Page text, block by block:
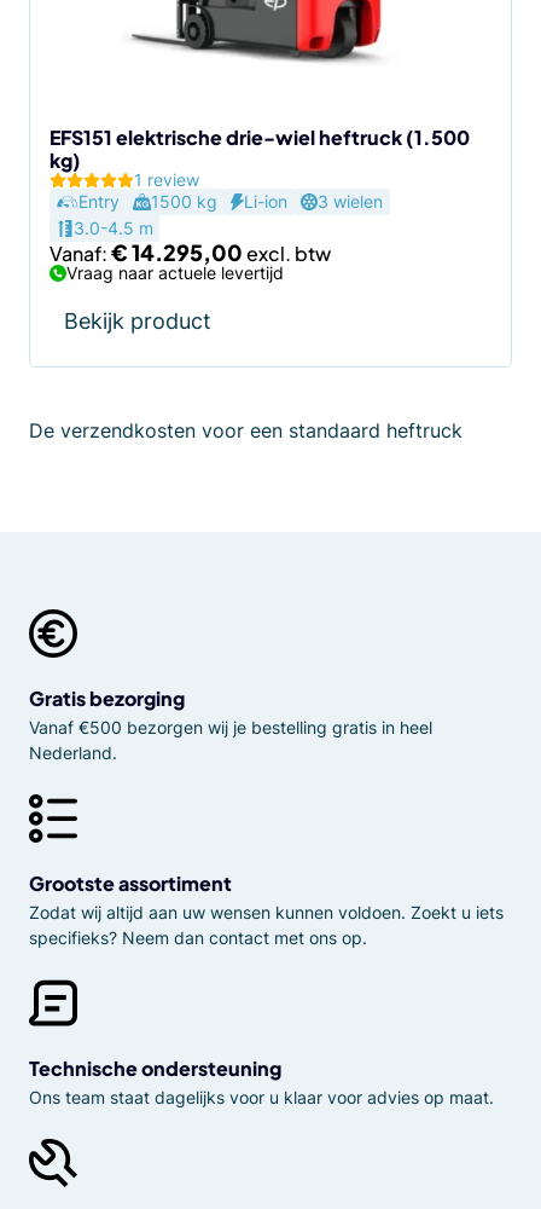
EFS151 elektrische drie-wiel heftruck (1.500
kg)
1 review
Entry
1500 kg Li-ion
3 wielen
3.0-4.5 m
Vanaf:€14.295,00
Vraag naar actuele levertijd
Bekijk product
de
productpagina
De verzendkosten voor een standaard heftruck
Gratis bezorging
Vanaf €500 bezorgen wij je bestelling gratis in heel
Nederland.
Grootste assortiment
Zodat wij altijd aan uw wensen kunnen voldoen. Zoekt u iets
specifieks? Neem dan contact met ons op.
Technische ondersteuning
Ons team staat dagelijks voor u klaar voor advies op maat.